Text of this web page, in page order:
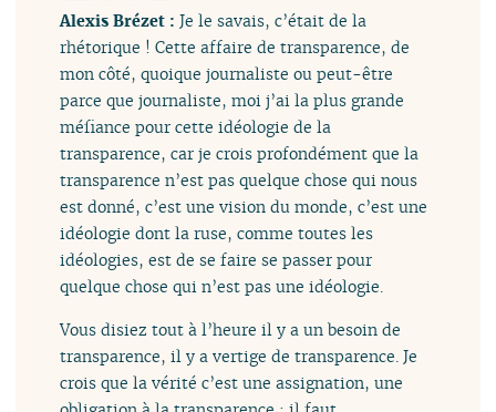
Alexis Brézet :Je le savais, c’était de la
rhétorique ! Cette affaire de transparence, de
mon côté, quoique journaliste ou peut-être
parce que journaliste, moi j’ai la plus grande
méfiance pour cette idéologie de la
transparence, car je crois profondément que la
transparence n’est pas quelque chose qui nous
est donné, c’est une vision du monde, c’est une
idéologie dont la ruse, comme toutes les
idéologies, est de se faire se passer pour
quelque chose qui n’est pas une idéologie.
Vous disiez tout à l’heure il y a un besoin de
transparence, il y a vertige de transparence. Je
crois que la vérité c’est une assignation, une